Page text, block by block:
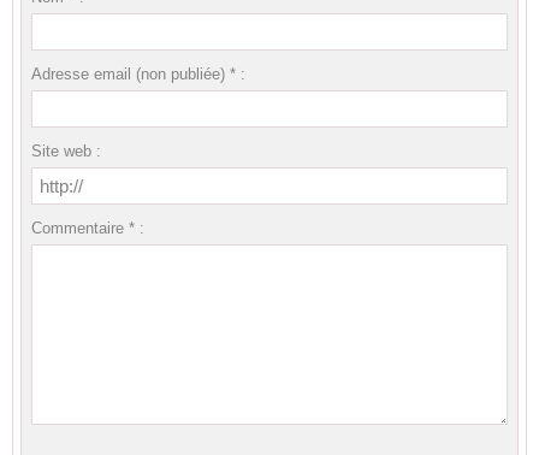
Adresse email (non publiée) * :
Site web :
Commentaire * :